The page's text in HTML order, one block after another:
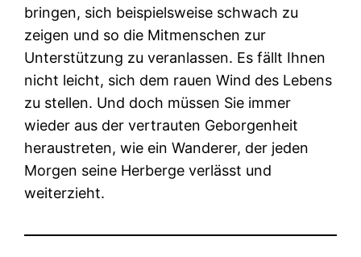
bringen, sich beispielsweise schwach zu
zeigen und so die Mitmenschen zur
Unterstützung zu veranlassen. Es fällt Ihnen
nicht leicht, sich dem rauen Wind des Lebens
zu stellen. Und doch müssen Sie immer
wieder aus der vertrauten Geborgenheit
heraustreten, wie ein Wanderer, der jeden
Morgen seine Herberge verlässt und
weiterzieht.